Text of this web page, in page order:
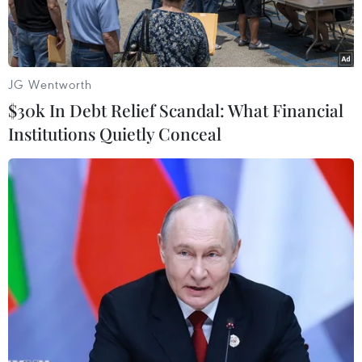
Ảnh minh họa.
Ngày 10/6, Hạ viện Mỹ đã thông qua dự luật
thành lập nhóm phản ứng đầu tiên của Bộ An
ninh nội địa, ứng phó trong trường hợp xảy ra
tấn công mạng.
JG Wentworth
$30k In Debt Relief Scandal: What Financial
Institutions Quietly Conceal